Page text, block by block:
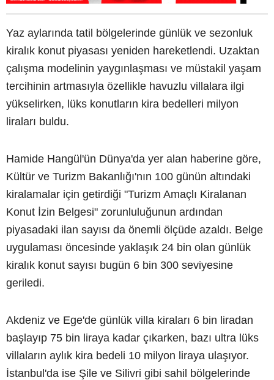
Yaz aylarında tatil bölgelerinde günlük ve sezonluk
kiralık konut piyasası yeniden hareketlendi. Uzaktan
çalışma modelinin yaygınlaşması ve müstakil yaşam
tercihinin artmasıyla özellikle havuzlu villalara ilgi
yükselirken, lüks konutların kira bedelleri milyon
liraları buldu.
Hamide Hangül'ün Dünya'da yer alan haberine göre,
Kültür ve Turizm Bakanlığı'nın 100 günün altındaki
kiralamalar için getirdiği "Turizm Amaçlı Kiralanan
Konut İzin Belgesi" zorunluluğunun ardından
piyasadaki ilan sayısı da önemli ölçüde azaldı. Belge
uygulaması öncesinde yaklaşık 24 bin olan günlük
kiralık konut sayısı bugün 6 bin 300 seviyesine
geriledi.
Akdeniz ve Ege'de günlük villa kiraları 6 bin liradan
başlayıp 75 bin liraya kadar çıkarken, bazı ultra lüks
villaların aylık kira bedeli 10 milyon liraya ulaşıyor.
İstanbul'da ise Şile ve Silivri gibi sahil bölgelerinde